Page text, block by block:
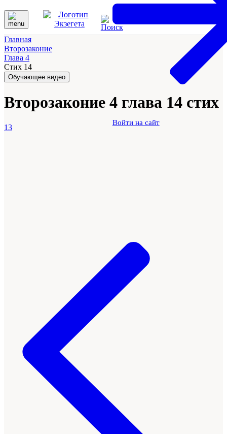
Войти на сайт
Главная
Второзаконие
Глава 4
Стих 14
Обучающее видео
Второзаконие 4 глава 14 стих
13